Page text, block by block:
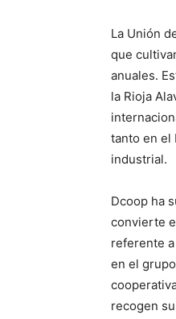
La Unión
que
anuales.
la Rioja
tanto en el
industrial.
Dcoop ha
convierte
referente
en el
recogen